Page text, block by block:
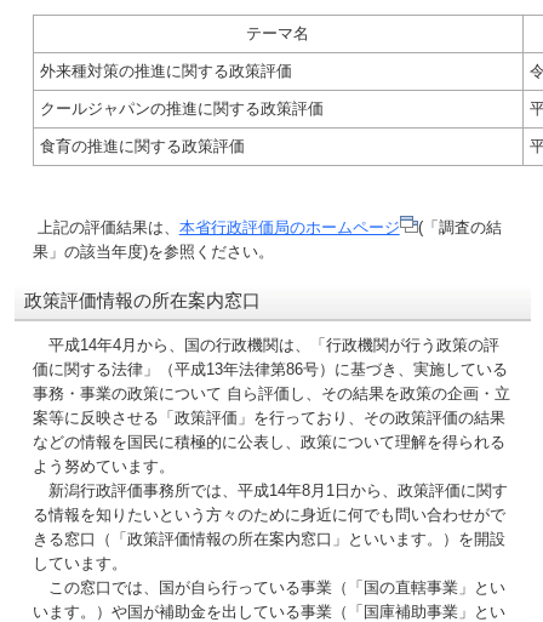
テーマ名
外来種対策の推進に関する政策評価
クールジャパンの推進に関する政策評価
食育の推進に関する政策評価
上記の評価結果は、 本省行政評価局のホームページ
(「調査の結
果」の該当年度)を参照ください。
政策評価情報の所在案内窓口
平成14年4月から、国の行政機関は、「行政機関が行う政策の評
価に関する法律」（平成13年法律第86号）に基づき、実施している
事務・事業の政策について 自ら評価し、その結果を政策の企画・立
案等に反映させる「政策評価」を行っており、その政策評価の結果
などの情報を国民に積極的に公表し、政策について理解を得られる
よう努めています。
新潟行政評価事務所では、平成14年8月1日から、政策評価に関す
る情報を知りたいという方々のために身近に何でも問い合わせがで
きる窓口（「政策評価情報の所在案内窓口」といいます。）を開設
しています。
この窓口では、国が自ら行っている事業（「国の直轄事業」とい
います。）や国が補助金を出している事業（「国庫補助事業」とい